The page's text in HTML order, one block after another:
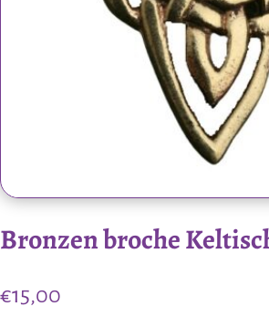
Bronzen broche
€15,00